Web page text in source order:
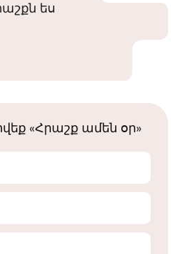
ես
«Հրաշք ամեն օր»